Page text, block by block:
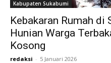
Kabupaten Sukabumi
Kebakaran Rumah di
Hunian Warga
Kosong
redaksi - 5 Januari 2026